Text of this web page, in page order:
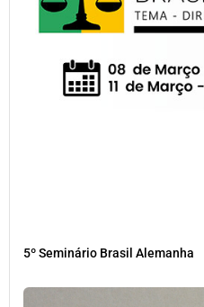
5º Seminário Brasil Alemanha